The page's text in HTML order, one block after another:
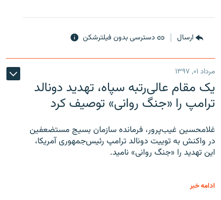
ارسال دسترسی بدون فیلترشکن
مرداد ۰۱, ۱۳۹۷
یک مقام عالی‌رتبه سپاه، تهدید دونالد
ترامپ را «جنگ روانی» توصیف کرد
غلامحسین غیب‌پرور، فرمانده سازمان بسیج مستضعفین
در واکنش به توییت دونالد ترامپ رئیس‌جمهوری آمریکا،
این تهدید را «جنگ روانی» نامید.
ادامه خبر